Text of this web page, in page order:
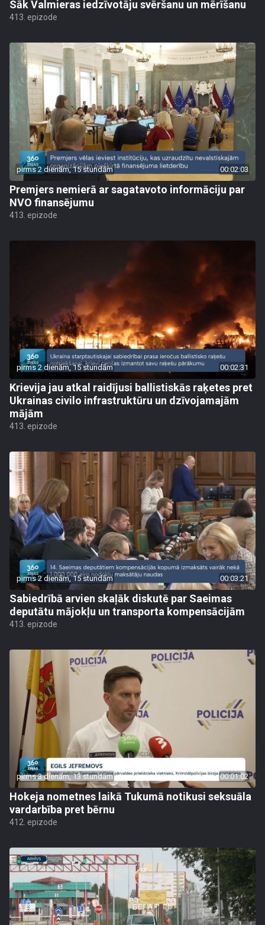
Sāk Valmieras iedzīvotāju svēršanu un mērīšanu
413. epizode
pirms 2 dienām, 15 stundām 00:02:03
Premjers nemierā ar sagatavoto informāciju par
NVO finansējumu
413. epizode
pirms 2 dienām, 15 stundām 00:02:31
Krievija jau atkal raidījusi ballistiskās raķetes pret
Ukrainas civilo infrastruktūru un dzīvojamajām
mājām
413. epizode
pirms 2 dienām, 15 stundām 00:03:21
Sabiedrībā arvien skaļāk diskutē par Saeimas
deputātu mājokļu un transporta kompensācijām
413. epizode
pirms 3 dienām, 13 stundām 00:01:02
Hokeja nometnes laikā Tukumā notikusi seksuāla
vardarbība pret bērnu
412. epizode